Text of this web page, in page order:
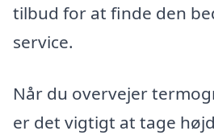
tilbud for at finde den
service.
Når du overvejer
er det vigtigt at tage